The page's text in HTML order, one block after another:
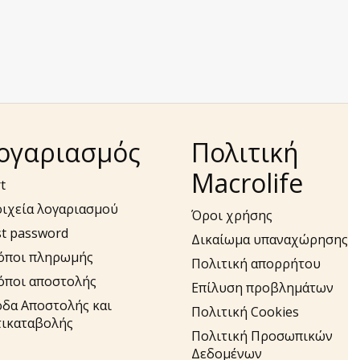
λογαριασμού
password
πληρωμής
αποστολής
Αποστολής και
Πολιτική
Macrolife
Όροι χρήσης
Δικαίωμα υπαναχώρησης
Πολιτική απορρήτου
Επίλυση προβλημάτων
Πολιτική Cookies
Πολιτική Προσωπικών
Δεδομένων